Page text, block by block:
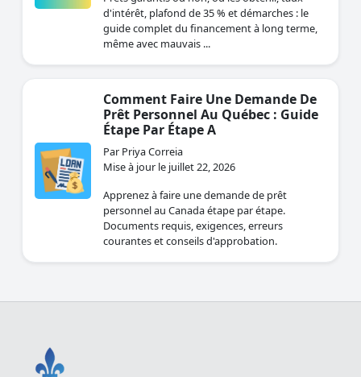
d'intérêt, plafond de 35 % et démarches : le
guide complet du financement à long terme,
même avec mauvais ...
Comment Faire Une Demande De
Prêt Personnel Au Québec : Guide
Étape Par Étape A
Par Priya Correia
Mise à jour le juillet 22, 2026
Apprenez à faire une demande de prêt
personnel au Canada étape par étape.
Documents requis, exigences, erreurs
courantes et conseils d'approbation.